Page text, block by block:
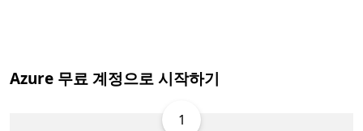
Azure 무료 계정으로 시작하기
1